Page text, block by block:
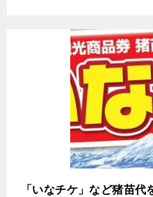
「いなチケ」など猪苗